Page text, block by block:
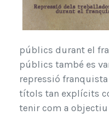
públics durant el
públics també es
repressió
títols tan explícits
tenir com a